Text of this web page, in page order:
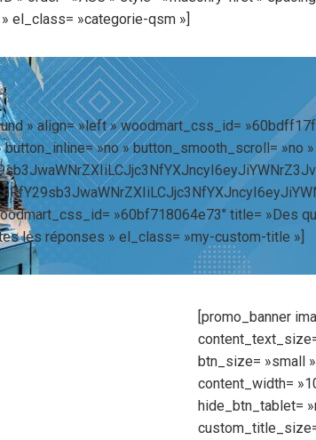
el_class= »categorie-qsm »]
» align= »left » woodmart_css_id=
»no » button_smooth_scroll= »no »
»60bf718064e73″ title= »Des
les réponses » el_class= »my-custom-title »]